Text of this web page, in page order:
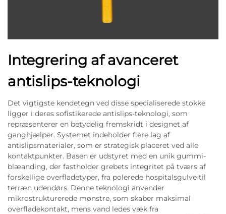
Integrering af avanceret
antislips-teknologi
Det vigtigste kendetegn ved disse specialiserede stokke
ligger i deres sofistikerede antislips-teknologi, som
repræsenterer en betydelig fremskridt i designet af
ganghjælper. Systemet indeholder flere lag af
antislipsmaterialer, som er strategisk placeret ved alle
kontaktpunkter. Basen er udstyret med en unik gummi-
blæanding, der fastholder grebets integritet på tværs af
forskellige overfladetyper, fra polerede hospitalsgulve til
terræn udendørs. Denne teknologi anvender
mikrostrukturerede mønstre, som skaber maksimal
overfladekontakt, mens vand ledes væk fra